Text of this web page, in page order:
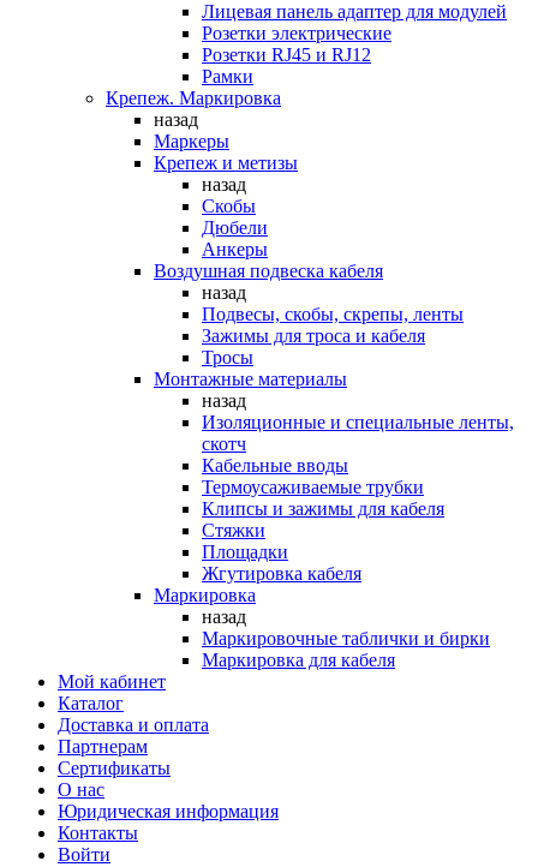
Лицевая панель адаптер для модулей
Розетки электрические
Розетки RJ45 и RJ12
Рамки
Крепеж. Маркировка
назад
Маркеры
Крепеж и метизы
назад
Скобы
Дюбели
Анкеры
Воздушная подвеска кабеля
назад
Подвесы, скобы, скрепы, ленты
Зажимы для троса и кабеля
Тросы
Монтажные материалы
назад
Изоляционные и специальные ленты,
скотч
Кабельные вводы
Термоусаживаемые трубки
Клипсы и зажимы для кабеля
Стяжки
Площадки
Жгутировка кабеля
Маркировка
назад
Маркировочные таблички и бирки
Маркировка для кабеля
Мой кабинет
Каталог
Доставка и оплата
Партнерам
Сертификаты
О нас
Юридическая информация
Контакты
Войти